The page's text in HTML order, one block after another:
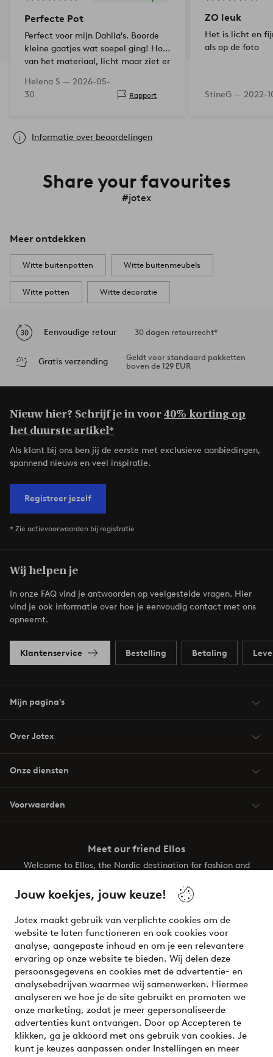
Jouw koekjes, jouw keuze!
Jotex maakt gebruik van verplichte cookies om de
website te laten functioneren en ook cookies voor
analyse, aangepaste inhoud en om je een relevantere
ervaring op onze website te bieden. Wij delen deze
persoonsgegevens en cookies met de advertentie- en
analysebedrijven waarmee wij samenwerken. Hiermee
analyseren we hoe je de site gebruikt en promoten we
onze marketing, zodat je meer gepersonaliseerde
advertenties kunt ontvangen. Door op Accepteren te
klikken, ga je akkoord met ons gebruik van cookies. Je
kunt je keuzes aanpassen onder Instellingen en meer
Perfecte Pot
Perfect voor mijn Dahlia's. Boorde
kleine gaatjes wat soepel ging! Hou
van het materiaal, licht maar ziet er
Helena S — 2026-05-
30
Rapport
ZO leuk
Het is licht en
als op de foto
StineG — 2022-
Informatie over beoordelingen
Share your favourites
#jotex
Meer ontdekken
Witte buitenpotten Witte buitenmeubels
Witte potten Witte decoratie
Eenvoudige retour 30 dagen retourrecht*
Gratis verzending
Geldt voor standaard pakketten
boven de 129 EUR
Nieuw hier? Schrijf je in voor40% korting op
het duurste artikel*
Als klant bij ons ben jij de eerste met exclusieve aanbiedingen,
spannend nieuws en veel inspiratie.
Registreer jezelf
* Zie actievoorwaarden bij registratie
Wij helpen je
In onze FAQ vind je antwoorden op veelgestelde vragen. Hier
vind je ook informatie over hoe je eenvoudig contact met ons
opneemt.
Klantenservice Bestelling Betaling
Mijn pagina's
Over Jotex
Onze diensten
Voorwaarden
Meet our friend Ellos
Welcome to Ellos, the Nordic destination for fashion and
your wardrobe. Your next inspiring look is here!
Veilig betalen - Nu betalen of opsplitsen
Wil je meer weten over onze betaalopties?